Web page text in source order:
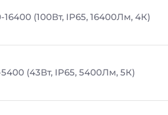
(100Вт, IP65, 16400Лм, 4К)
(43Вт, IP65, 5400Лм, 5К)